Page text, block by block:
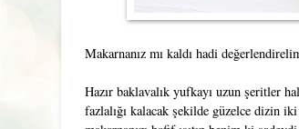
Makarnanız mı kaldı hadi
Hazır baklavalık yufkayı uzun şeritler
fazlalığı kalacak şekilde güzelce dizin